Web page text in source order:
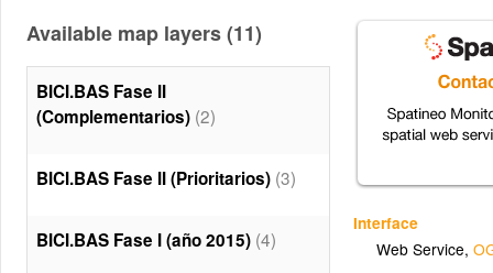
Interface
Web Service,
Available map layers (11)
BICI.BAS Fase II
(Complementarios) (2)
BICI.BAS Fase II (Prioritarios) (3)
BICI.BAS Fase I (año 2015) (4)